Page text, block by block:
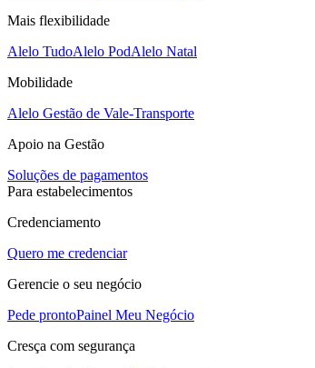
Mais flexibilidade
Alelo TudoAlelo PodAlelo Natal
Mobilidade
Alelo Gestão de Vale-Transporte
Apoio na Gestão
Soluções de pagamentos
Para estabelecimentos
Credenciamento
Quero me credenciar
Gerencie o seu negócio
Pede prontoPainel Meu Negócio
Cresça com segurança